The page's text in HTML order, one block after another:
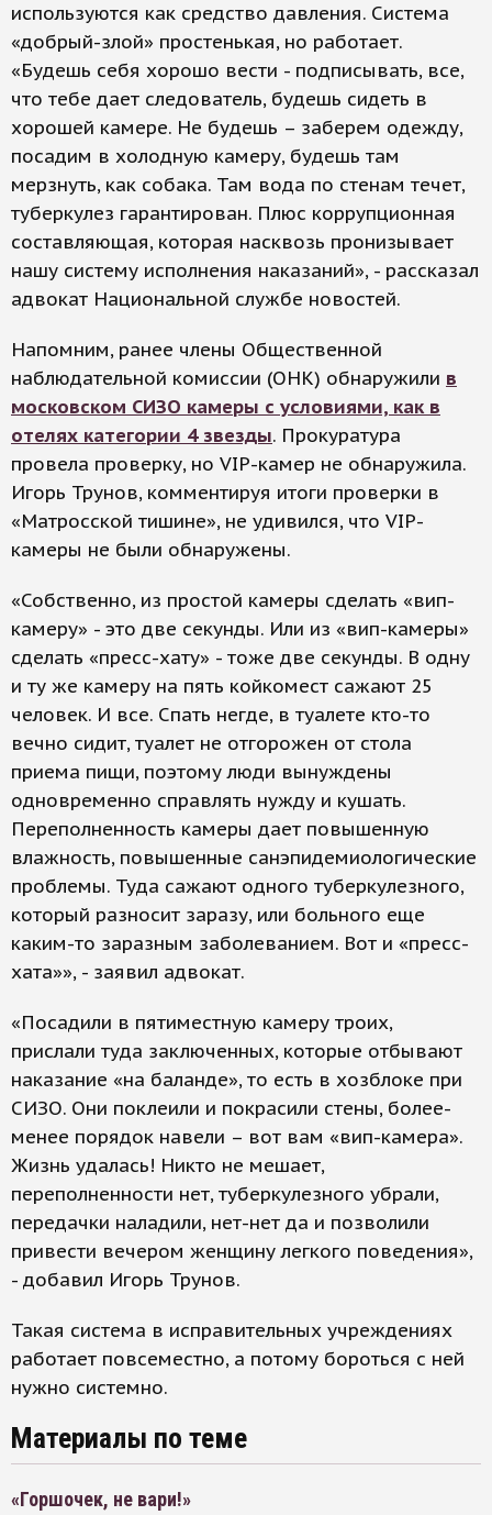
используются как средство давления. Система
«добрый-злой» простенькая, но работает.
«Будешь себя хорошо вести - подписывать, все,
что тебе дает следователь, будешь сидеть в
хорошей камере. Не будешь – заберем одежду,
посадим в холодную камеру, будешь там
мерзнуть, как собака. Там вода по стенам течет,
туберкулез гарантирован. Плюс коррупционная
составляющая, которая насквозь пронизывает
нашу систему исполнения наказаний», - рассказал
адвокат Национальной службе новостей.
Напомним, ранее члены Общественной
наблюдательной комиссии (ОНК) обнаружили в
московском СИЗО камеры с условиями, как в
отелях категории 4 звезды. Прокуратура
провела проверку, но VIP-камер не обнаружила.
Игорь Трунов, комментируя итоги проверки в
«Матросской тишине», не удивился, что VIP-
камеры не были обнаружены.
«Собственно, из простой камеры сделать «вип-
камеру» - это две секунды. Или из «вип-камеры»
сделать «пресс-хату» - тоже две секунды. В одну
и ту же камеру на пять койкомест сажают 25
человек. И все. Спать негде, в туалете кто-то
вечно сидит, туалет не отгорожен от стола
приема пищи, поэтому люди вынуждены
одновременно справлять нужду и кушать.
Переполненность камеры дает повышенную
влажность, повышенные санэпидемиологические
проблемы. Туда сажают одного туберкулезного,
который разносит заразу, или больного еще
каким-то заразным заболеванием. Вот и «пресс-
хата»», - заявил адвокат.
«Посадили в пятиместную камеру троих,
прислали туда заключенных, которые отбывают
наказание «на баланде», то есть в хозблоке при
СИЗО. Они поклеили и покрасили стены, более-
менее порядок навели – вот вам «вип-камера».
Жизнь удалась! Никто не мешает,
переполненности нет, туберкулезного убрали,
передачки наладили, нет-нет да и позволили
привести вечером женщину легкого поведения»,
- добавил Игорь Трунов.
Такая система в исправительных учреждениях
работает повсеместно, а потому бороться с ней
нужно системно.
Материалы по теме
«Горшочек, не вари!»